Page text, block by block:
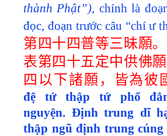
thành Phật”), chính là
đọc, đoạn trước câu “chí ư
第四十四普等三昧願。
表第四十五定中供佛
四以下諸願，皆為彼
đệ tứ thập tứ phổ
nguyện. Định trung dĩ
thập ngũ định trung cúng